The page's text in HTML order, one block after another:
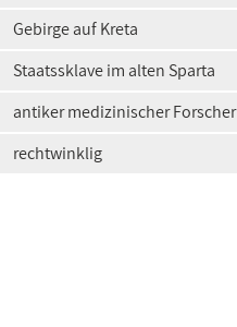
Gebirge auf Kreta
Staatssklave im alten Sparta
antiker medizinischer Forscher
rechtwinklig